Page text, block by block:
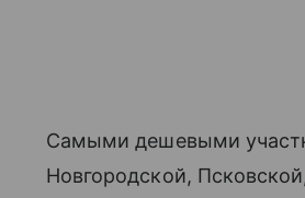
Самыми дешевыми
Новгородской,